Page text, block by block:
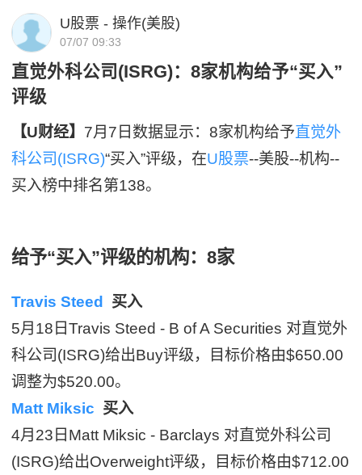
U股票 - 操作(美股)
07/07 09:33
直觉外科公司(ISRG)：8家机构给予“买入”
评级
【U财经】 7月7日数据显示：8家机构给予直觉外
科公司(ISRG)“买入”评级，在U股票--美股--机构--
买入榜中排名第138。
给予“买入”评级的机构：8家
Travis Steed
买入
5月18日Travis Steed - B of A Securities 对直觉外
科公司(ISRG)给出Buy评级，目标价格由$650.00
调整为$520.00。
Matt Miksic 买入
4月23日Matt Miksic - Barclays 对直觉外科公司
(ISRG)给出Overweight评级，目标价格由$712.00